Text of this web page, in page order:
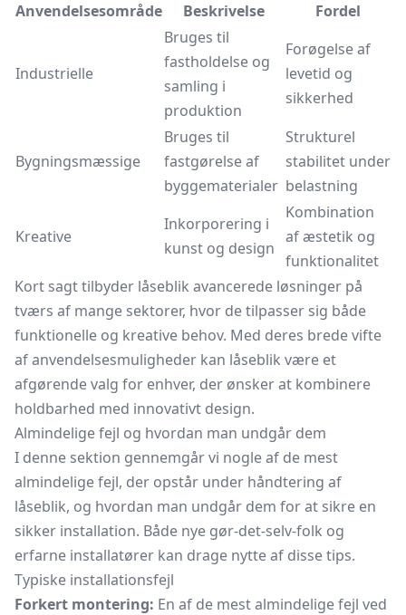
Anvendelsesområde
Beskrivelse Fordel
Industrielle
Bruges til
fastholdelse og
samling i
produktion
Forøgelse af
levetid og
sikkerhed
Bygningsmæssige
Bruges til
fastgørelse af
byggematerialer
Strukturel
stabilitet under
belastning
Kreative
Inkorporering i
kunst og design
Kombination
af æstetik og
funktionalitet
Kort sagt tilbyder låseblik avancerede løsninger på
tværs af mange sektorer, hvor de tilpasser sig både
funktionelle og kreative behov. Med deres brede vifte
af anvendelsesmuligheder kan låseblik være et
afgørende valg for enhver, der ønsker at kombinere
holdbarhed med innovativt design.
Almindelige fejl og hvordan man undgår dem
I denne sektion gennemgår vi nogle af de mest
almindelige fejl, der opstår under håndtering af
låseblik, og hvordan man undgår dem for at sikre en
sikker installation. Både nye gør-det-selv-folk og
erfarne installatører kan drage nytte af disse tips.
Typiske installationsfejl
Forkert montering: En af de mest almindelige fejl ved